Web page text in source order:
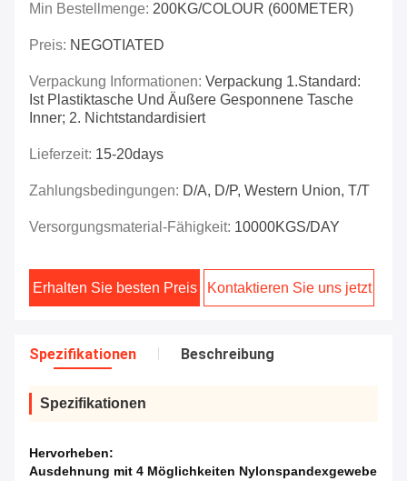
Min Bestellmenge: 200KG/COLOUR (600METER)
Preis: NEGOTIATED
Verpackung Informationen: Verpackung 1.Standard:
Ist Plastiktasche Und Äußere Gesponnene Tasche
Inner; 2. Nichtstandardisiert
Lieferzeit: 15-20days
Zahlungsbedingungen: D/A, D/P, Western Union, T/T
Versorgungsmaterial-Fähigkeit: 10000KGS/DAY
Erhalten Sie besten Preis Kontaktieren Sie uns jetzt
Spezifikationen Beschreibung
Spezifikationen
Hervorheben:
Ausdehnung mit 4 Möglichkeiten Nylonspandexgewebe